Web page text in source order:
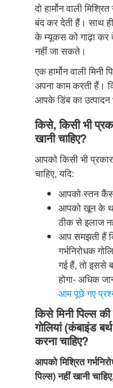
दो हार्मोन वाली
बंद कर देती हैं। साथ
के म्यूकस को गाढ़ा
नहीं जा सकते।
एक हार्मोन वाली
अपना काम करती हैं।
आपके डिंब का उत्पादन
किसे, किसी भी
खानी चाहिए?
आपको किसी भी प्रकार
चाहिए, यदि:
आपको स्तन
आपको खून के
ठीक से इलाज
आप समझती हैं
गर्भनिरोधक
गई हैं, तो इससे
होगा- अधिक
आम पूछे गए
किसे मिनी पिल्स
गोलियां (कंबाइंड
करना चाहिए?
आपको मिश्रित
पिल्स) नहीं खानी